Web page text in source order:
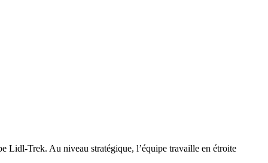
Lidl-Trek. Au niveau stratégique, l’équipe travaille en étroite